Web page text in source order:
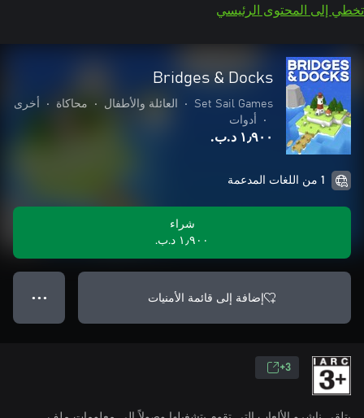
تخطي إلى المحتوى الرئيسي
Bridges & Docks
Set Sail Games
• العائلة والأطفال • محاكاة •
أخرى
•
أدوات
١٫٩٠٠ د.ب.‏
1 من اللغات المدعمة
شراء
١٫٩٠٠ د.ب.‏
إضافة إلى قائمة الأمنيات ● ● ●
3+